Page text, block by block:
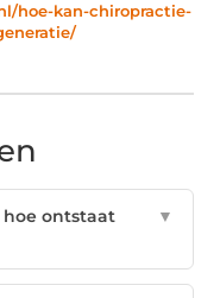
hoe-kan-chiropractie-
hoe ontstaat
▼